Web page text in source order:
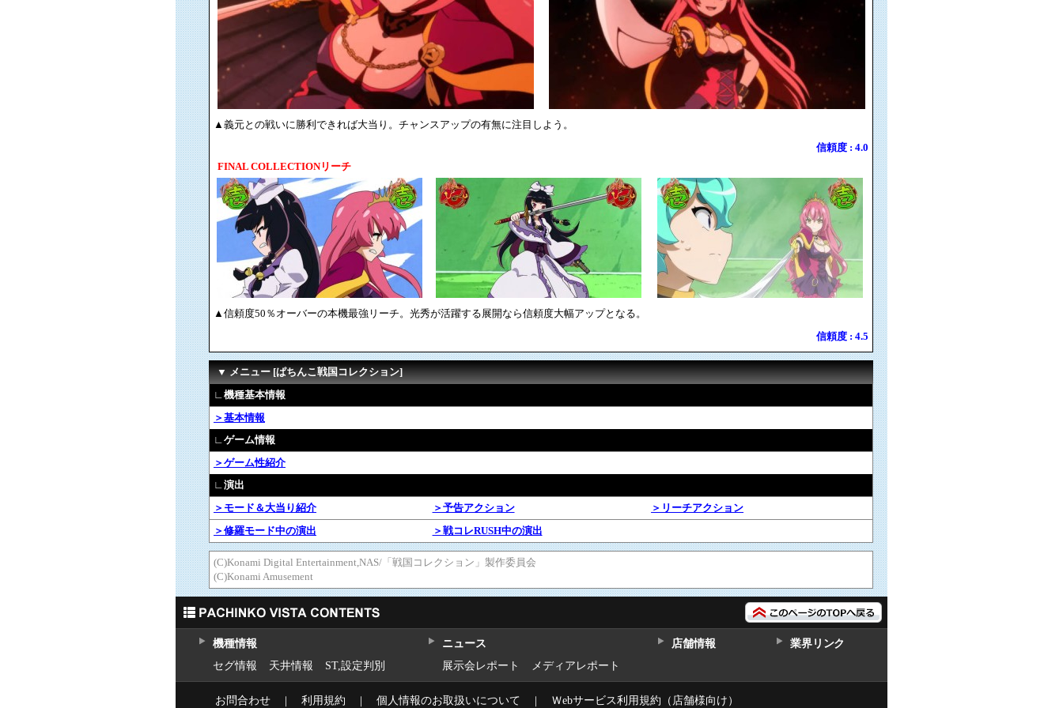
▲義元との戦いに勝利できれば大当り。チャンスアップの有無に注目しよう。
信頼度 : 4.0
FINAL COLLECTIONリーチ
▲信頼度50％オーバーの本機最強リーチ。光秀が活躍する展開なら信頼度大幅アップとなる。
信頼度 : 4.5
▼ メニュー [ぱちんこ戦国コレクション]
∟機種基本情報
＞基本情報
∟ゲーム情報
＞ゲーム性紹介
∟演出
＞モード＆大当り紹介
＞予告アクション
＞リーチアクション
＞修羅モード中の演出
＞戦コレRUSH中の演出
(C)Konami Digital Entertainment,NAS/「戦国コレクション」製作委員会
(C)Konami Amusement
機種情報
セグ情報
天井情報 ST,設定判別
ニュース
展示会レポート
メディアレポート
店舗情報 業界リンク
お問合わせ ｜ 利用規約 ｜ 個人情報のお取扱いについて ｜ Ｗebサービス利用規約（店舗様向け）